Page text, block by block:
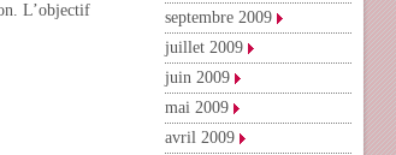
L’objectif
septembre 2009
juillet 2009
juin 2009
mai 2009
avril 2009